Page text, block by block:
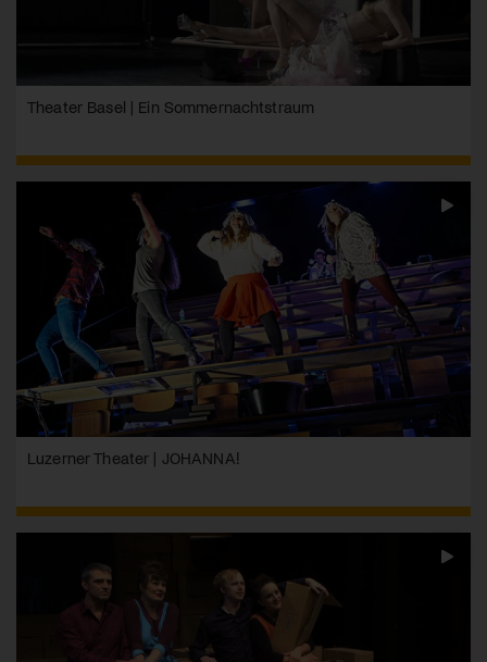
Theater Basel | Ein Sommernachtstraum
Luzerner Theater | JOHANNA!